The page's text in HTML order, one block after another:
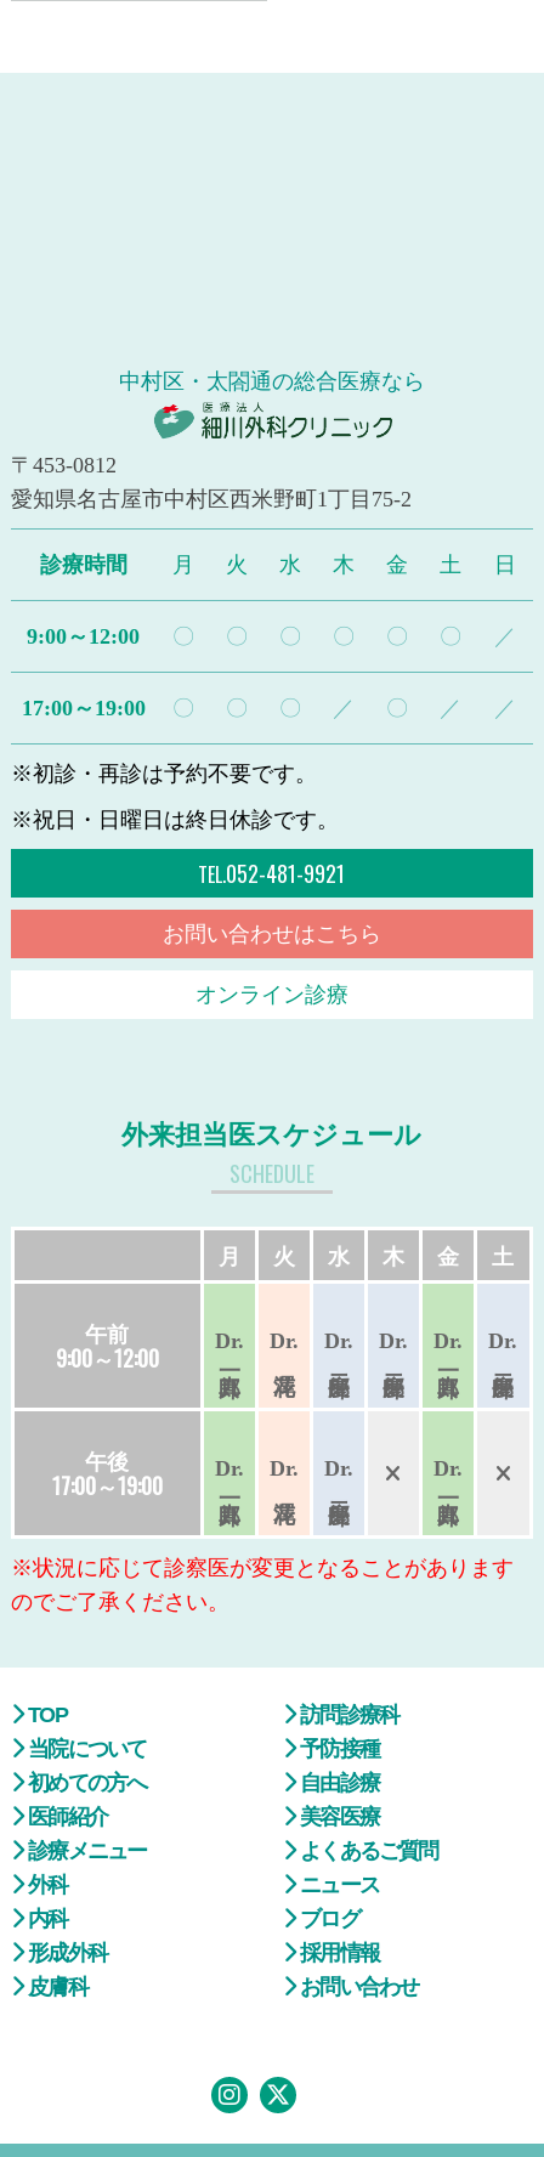
中村区・太閤通の総合医療なら
〒453-0812
愛知県名古屋市中村区西米野町1丁目75-2
診療時間 月 火 水 木 金 土 日
9:00～12:00 〇 〇 〇 〇 〇 〇 ／
17:00～19:00 〇 〇 〇 ／ 〇 ／ ／
※初診・再診は予約不要です。
※祝日・日曜日は終日休診です。
TEL.052-481-9921
お問い合わせはこちら
オンライン診療
外来担当医スケジュール
SCHEDULE
月 火 水 木 金 土
午前
9:00～12:00
Dr. Dr. Dr. Dr. Dr. Dr.
午後
17:00～19:00
Dr. Dr. Dr. Dr.
※状況に応じて診察医が変更となることがあります
のでご了承ください。
TOP
当院について
初めての方へ
医師紹介
診療メニュー
外科
内科
形成外科
皮膚科
訪問診療科
予防接種
自由診療
美容医療
よくあるご質問
ニュース
ブログ
採用情報
お問い合わせ